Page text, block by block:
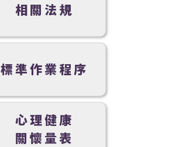
相關法規
標準作業程序
心理健康
關懷量表